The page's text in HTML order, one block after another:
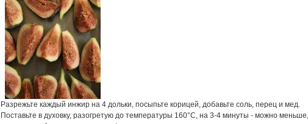
Разрежьте каждый инжир на 4 дольки, посыпьте корицей, добавьте соль, перец и мед.
Поставьте в духовку, разогретую до температуры 160°С, на 3-4 минуты - можно меньше,